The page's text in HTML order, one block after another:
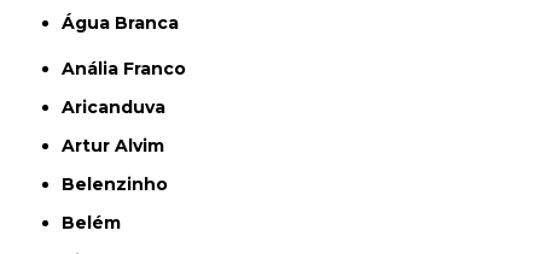
Água Branca
Anália Franco
Aricanduva
Artur Alvim
Belenzinho
Belém